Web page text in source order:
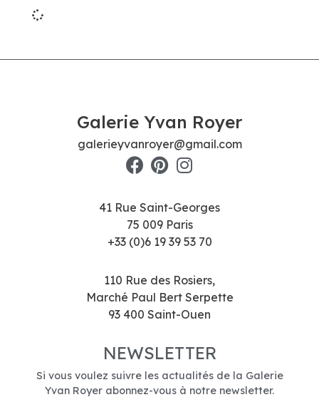
Galerie Yvan Royer
galerieyvanroyer@gmail.com
41 Rue Saint-Georges
75 009 Paris
+33 (0)6 19 39 53 70
110 Rue des Rosiers,
Marché Paul Bert Serpette
93 400 Saint-Ouen
NEWSLETTER
Si vous voulez suivre les actualités de la Galerie
Yvan Royer abonnez-vous à notre newsletter.